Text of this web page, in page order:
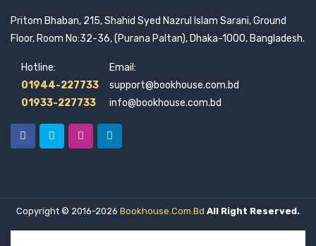
Pritom Bhaban, 215, Shahid Syed Nazrul Islam Sarani, Ground
Floor, Room No:32-36, (Purana Paltan), Dhaka-1000, Bangladesh.
Hotline:
01944-227733
01933-227733
Email:
support@bookhouse.com.bd
info@bookhouse.com.bd
Copyright © 2016-2026 Bookhouse.com.bd All Right Reserved.